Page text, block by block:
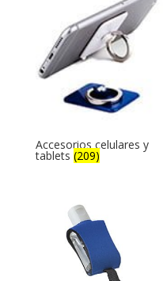
Accesorios celulares y
tablets (209)